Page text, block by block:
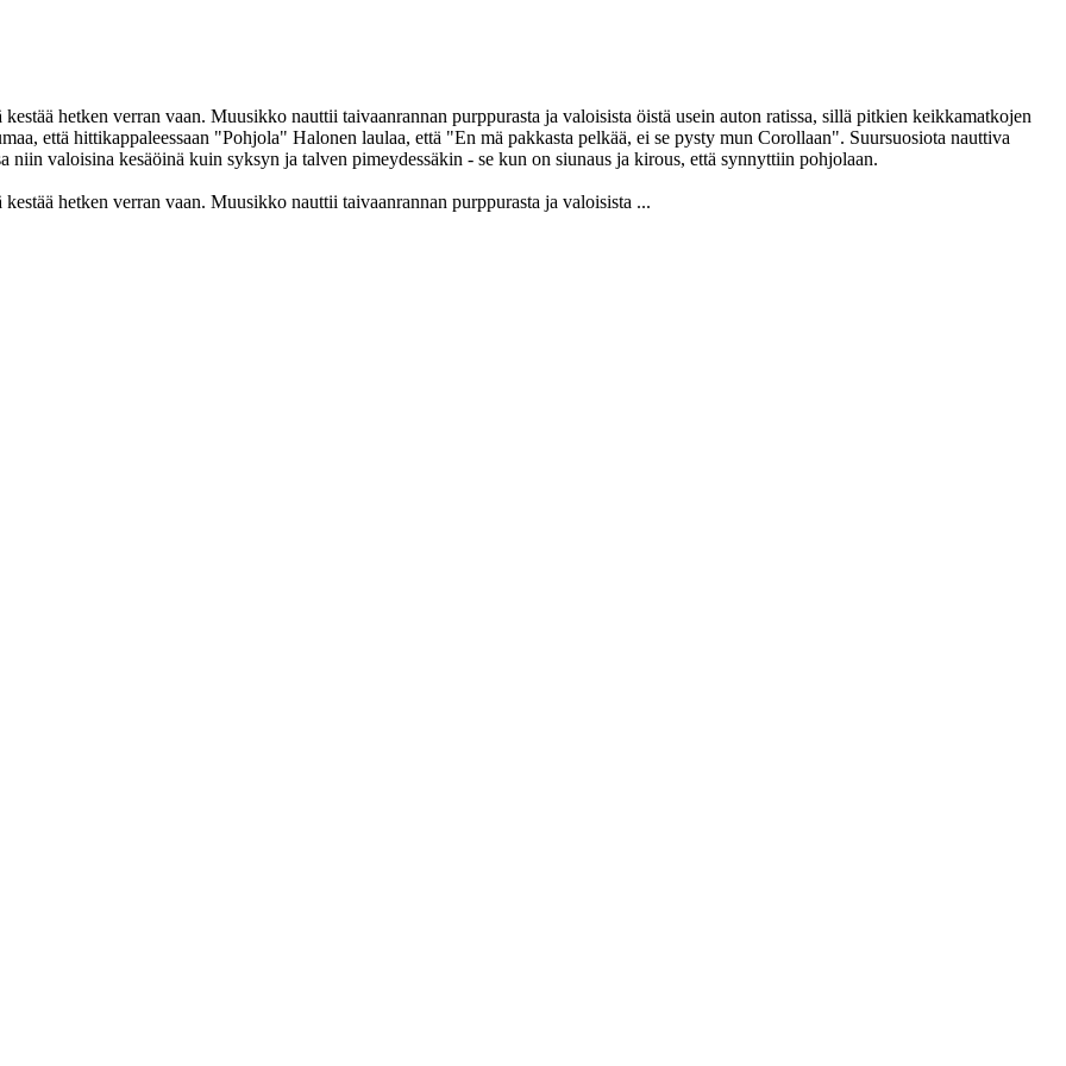
hetken verran vaan. Muusikko nauttii taivaanrannan purppurasta ja valoisista öistä usein auton ratissa, sillä pitkien keikkamatkojen
että hittikappaleessaan "Pohjola" Halonen laulaa, että "En mä pakkasta pelkää, ei se pysty mun Corollaan". Suursuosiota nauttiva
valoisina kesäöinä kuin syksyn ja talven pimeydessäkin - se kun on siunaus ja kirous, että synnyttiin pohjolaan.
hetken verran vaan. Muusikko nauttii taivaanrannan purppurasta ja valoisista ...